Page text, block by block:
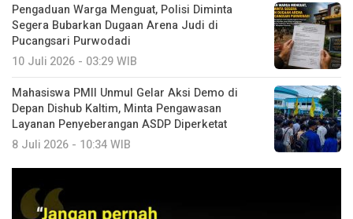
Pengaduan Warga Menguat, Polisi Diminta
Segera Bubarkan Dugaan Arena Judi di
Pucangsari Purwodadi
10 Juli 2026 - 03:29 WIB
Mahasiswa PMII Unmul Gelar Aksi Demo di
Depan Dishub Kaltim, Minta Pengawasan
Layanan Penyeberangan ASDP Diperketat
8 Juli 2026 - 10:34 WIB